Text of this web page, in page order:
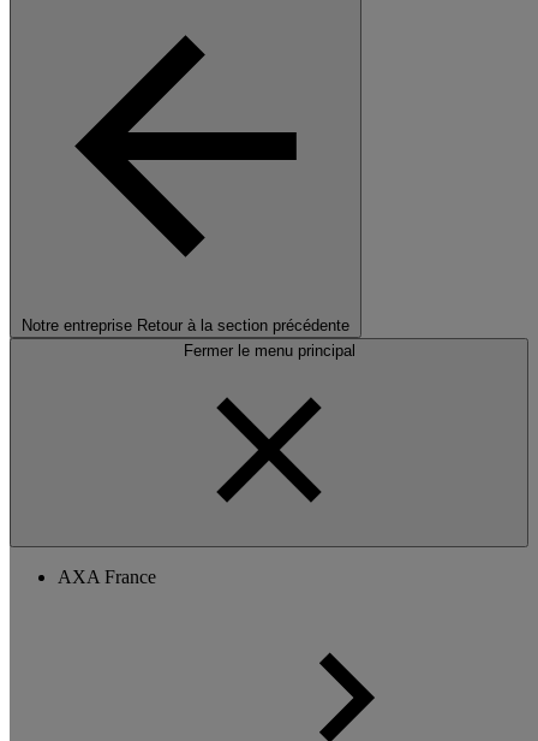
Notre entreprise Retour à la section précédente
Fermer le menu principal
AXA France